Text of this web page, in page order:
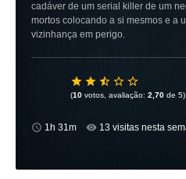
cadáver de um serial killer de um
mortos colocando a si mesmos e a
vizinhança em perigo.
(10 votos, avaliação: 2,70 de 5)
1h 31m 13 visitas nesta